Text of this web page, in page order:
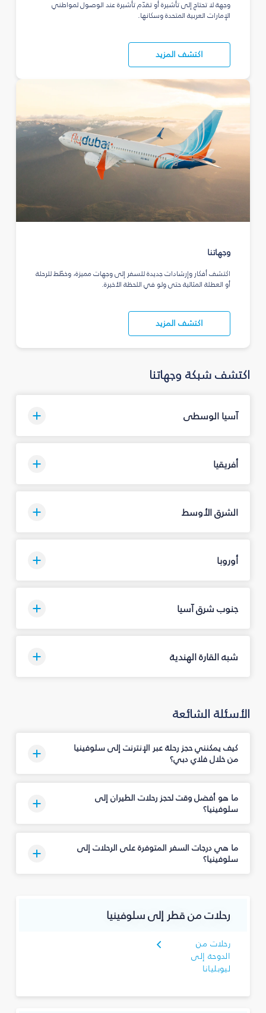
وجهة لا تحتاج إلى تأشيرة أو تقدّم تأشيرة عند الوصول لمواطني
الإمارات العربية المتحدة وسكانها.
اكتشف المزيد
وجهاتنا
اكتشف أفكار وإرشادات جديدة للسفر إلى وجهات مميزة، وخطّط للرحلة
أو العطلة المثالية حتى ولو في اللحظة الأخيرة.
اكتشف المزيد
اكتشف شبكة وجهاتنا
آسيا الوسطى
أفريقيا
الشرق الأوسط
أوروبا
جنوب شرق آسيا
شبه القارة الهندية
الأسئلة الشائعة
كيف يمكنني حجز رحلة عبر الإنترنت إلى سلوفينيا
من خلال فلاي دبي؟
ما هو أفضل وقت لحجز رحلات الطيران إلى
سلوفينيا؟
ما هي درجات السفر المتوفرة على الرحلات إلى
سلوفينيا؟
رحلات من قطر إلى سلوفينيا
رحلات من
الدوحة إلى
ليوبليانا